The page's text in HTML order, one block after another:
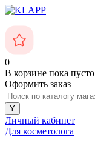
0
В корзине пока пусто
Оформить заказ
Личный кабинет
Для косметолога